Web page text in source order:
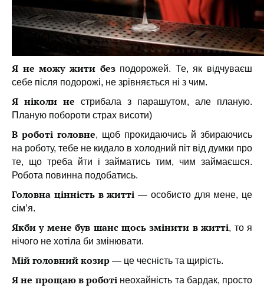
Я не можу жити безподорожей. Те, як відчуваєш
себе після подорожі, не зрівняється ні з чим.
Я ніколи не
стрибала з парашутом, але планую.
Планую побороти страх висоти)
В роботі головне, щоб прокидаючись й збираючись
на роботу, тебе не кидало в холодний піт від думки про
те, що треба йти і займатись тим, чим займаєшся.
Робота повинна подобатись.
Головна цінність в житті — особисто для мене, це
сім’я.
Якби у мене був шанс щось змінити в житті, то я
нічого не хотіла би змінювати.
Мій головний козир — це чесність та щирість.
Я не прощаю в роботі неохайність та бардак, просто